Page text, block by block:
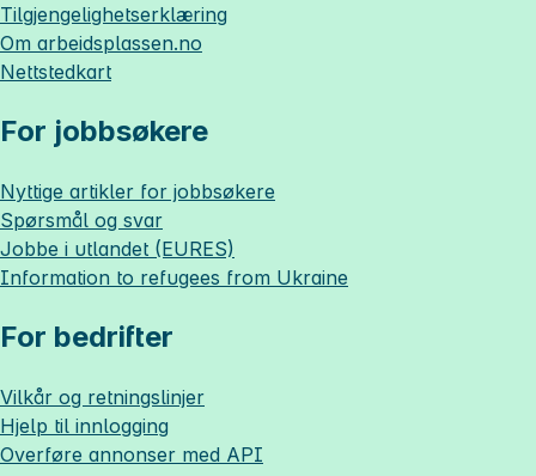
Tilgjengelighetserklæring
Om arbeidsplassen.no
Nettstedkart
For jobbsøkere
Nyttige artikler for jobbsøkere
Spørsmål og svar
Jobbe i utlandet (EURES)
Information to refugees from Ukraine
For bedrifter
Vilkår og retningslinjer
Hjelp til innlogging
Overføre annonser med API